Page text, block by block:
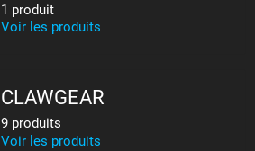
1 produit
Voir les produits
CLAWGEAR
9 produits
Voir les produits